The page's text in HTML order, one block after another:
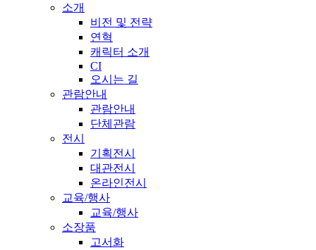
소개
비전 및 전략
연혁
캐릭터 소개
CI
오시는 길
관람안내
관람안내
단체관람
전시
기획전시
대관전시
온라인전시
교육/행사
교육/행사
소장품
고서화